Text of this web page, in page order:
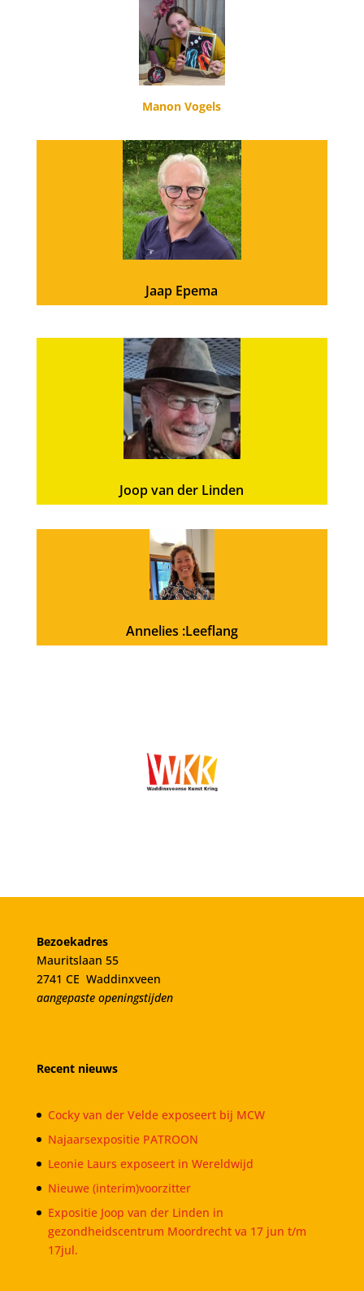
Manon Vogels
Jaap Epema
Joop van der Linden
Annelies :Leeflang
Bezoekadres
Mauritslaan 55
2741 CE Waddinxveen
aangepaste openingstijden
Recent nieuws
Cocky van der Velde exposeert bij MCW
Najaarsexpositie PATROON
Leonie Laurs exposeert in Wereldwijd
Nieuwe (interim)voorzitter
Expositie Joop van der Linden in
gezondheidscentrum Moordrecht va 17 jun t/m
17jul.